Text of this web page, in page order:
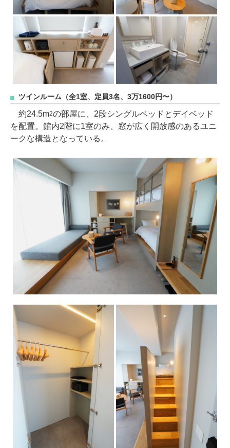
ツインルーム（全1室、定員3名、3万1600円〜）
約24.5m2の部屋に、2段シングルベッドとデイベッド
を配置。館内2階に1室のみ、窓が広く開放感のあるユニ
ークな構造となっている。